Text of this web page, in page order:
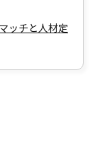
ッチと人材定